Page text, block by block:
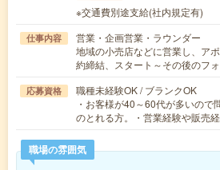
※交通費別途支給(社内規定有)
仕事内容
営業・企画営業・ラウンダー
地域の小売店などに営業し、ア
約締結、スタート～その後のフ
応募資格
職種未経験OK / ブランクOK
・お客様が40～60代が多いので
のとれる方。・営業経験や販売
職場の雰囲気